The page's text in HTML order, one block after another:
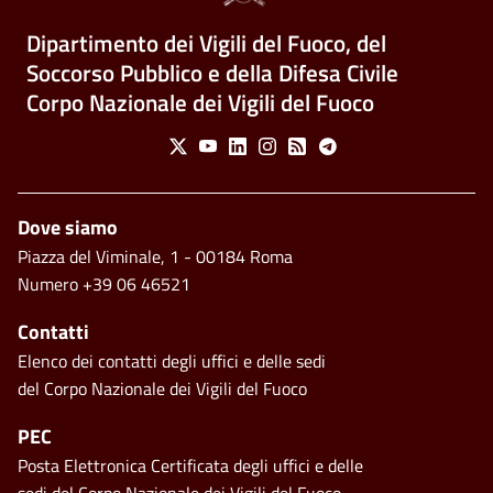
Dipartimento dei Vigili del Fuoco, del
Soccorso Pubblico e della Difesa Civile
Corpo Nazionale dei Vigili del Fuoco
Social Menu
X YoutubeLinkedinInstagram
Feed Telegram
Footer
Dove siamo
Piazza del Viminale, 1 - 00184 Roma
Numero +39 06 46521
Contatti
Elenco dei contatti degli uffici e delle sedi
del Corpo Nazionale dei Vigili del Fuoco
PEC
Posta Elettronica Certificata degli uffici e delle